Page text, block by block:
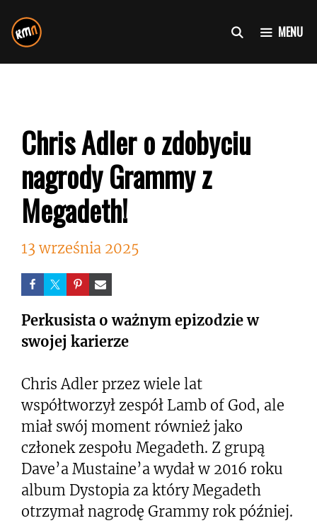
do
treści
MENU
Chris Adler o zdobyciu
nagrody Grammy z
Megadeth!
13 września 2025
Perkusista o ważnym epizodzie w
swojej karierze
Chris Adler przez wiele lat
współtworzył zespół Lamb of God, ale
miał swój moment również jako
członek zespołu Megadeth. Z grupą
Dave’a Mustaine’a wydał w 2016 roku
album Dystopia za który Megadeth
otrzymał nagrodę Grammy rok później.